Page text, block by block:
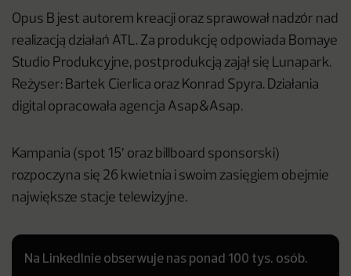
Opus B jest autorem kreacji oraz sprawował nadzór nad
realizacją działań ATL. Za produkcję odpowiada Bomaye
Studio Produkcyjne, postprodukcją zajął się Lunapark.
Reżyser: Bartek Cierlica oraz Konrad Spyra. Działania
digital opracowała agencja Asap&Asap.
Kampania (spot 15′ oraz billboard sponsorski)
rozpoczyna się 26 kwietnia i swoim zasięgiem obejmie
największe stacje telewizyjne.
Na LinkedInie obserwuje nas ponad 100 tys. osób.